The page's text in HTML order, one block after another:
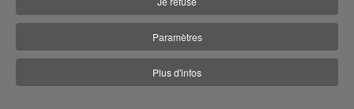
Paramètres
Plus d'infos
barbudabelle.com
En 2015, l'hôtel Barbuda Belle a demandé à IDIM web de créer